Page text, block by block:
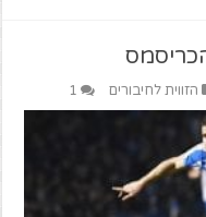
הזווית לחיבורים 1